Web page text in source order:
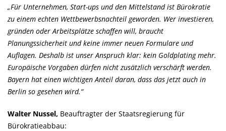
Für Unternehmen, Start-ups und den Mittelstand ist Bürokratie
zu einem echten Wettbewerbsnachteil geworden. Wer investieren,
gründen oder Arbeitsplätze schaffen will, braucht
Planungssicherheit und keine immer neuen Formulare und
Auflagen. Deshalb ist unser Anspruch klar: kein Goldplating mehr.
Europäische Vorgaben dürfen nicht zusätzlich verschärft werden.
Bayern hat einen wichtigen Anteil daran, dass das jetzt auch in
Berlin so gesehen wird.“
Walter Nussel, Beauftragter der Staatsregierung für
Bürokratieabbau: